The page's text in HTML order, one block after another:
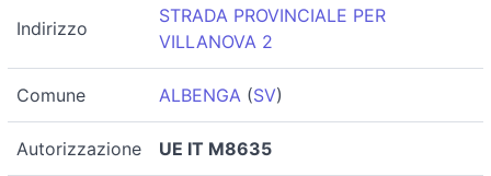
Indirizzo
STRADA PROVINCIALE PER
VILLANOVA 2
Comune ALBENGA (SV)
Autorizzazione UE IT M8635